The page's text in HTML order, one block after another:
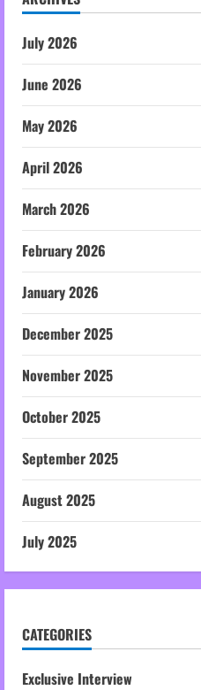
July 2026
June 2026
May 2026
April 2026
March 2026
February 2026
January 2026
December 2025
November 2025
October 2025
September 2025
August 2025
July 2025
CATEGORIES
Exclusive Interview